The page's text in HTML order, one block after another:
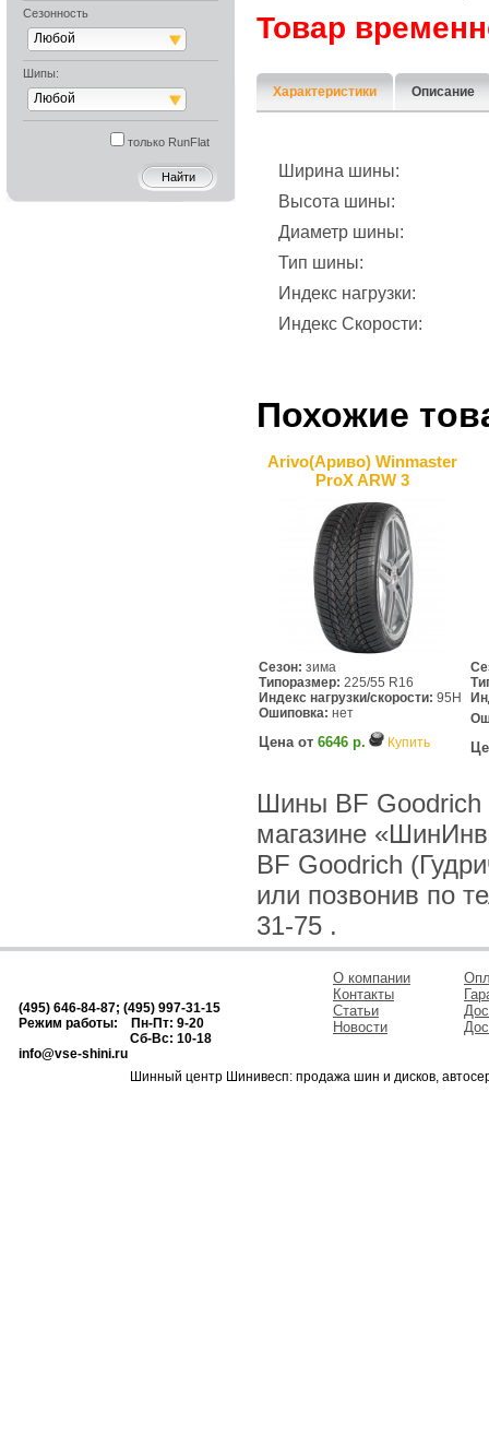
Сезонность
Любой
Шипы:
Любой
только RunFlat
Товар
Характеристики Описание
Ширина шины:
Высота шины:
Диаметр шины:
Тип шины:
Индекс нагрузки:
Индекс Скорости:
Похожие
Arivo(Ариво) Winmaster
ProX ARW 3
Сезон: зима
Типоразмер: 225/55 R16
Индекс нагрузки/скорости: 95H
Ошиповка: нет
Цена от 6646 р. Купить
Шины BF Goodrich
магазине
BF Goodrich
или позвонив по
31-75 .
(495) 646-84-87; (495) 997-31-15
Режим работы: Пн-Пт: 9-20
Сб-Вс: 10-18
info@vse-shini.ru
О компании
Контакты
Статьи
Новости
Шинный центр Шинивесп: продажа шин и дисков,